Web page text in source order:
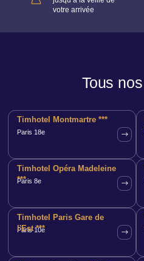
votre arrivée
Tous nos
Timhotel Montmartre ***
Paris 18e
Timhotel Opéra Madeleine
***
Paris 8e
Timhotel Paris Gare de
l'Est ***
Paris 10e